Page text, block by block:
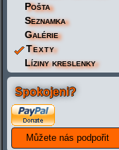
Pošta
Seznamka
Galérie
Texty
Líziny kreslenky
Spokojeni?